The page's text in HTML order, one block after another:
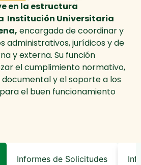
en la estructura
Institución Universitaria
encargada de coordinar y
administrativos, jurídicos y de
y externa. Su función
el cumplimiento normativo,
y el soporte a los
el buen funcionamiento
Informes de Solicitudes